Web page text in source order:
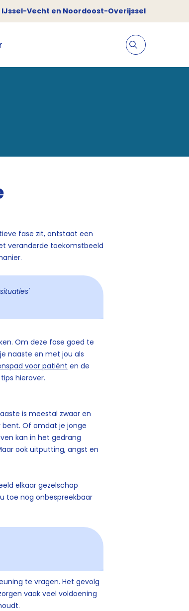
IJssel-Vecht en Noordoost-Overijssel
fase zit, ontstaat een
veranderde toekomstbeeld
Om deze fase goed te
naaste en met jou als
voor patiënt en de
hierover.
is meestal zwaar en
bent. Of omdat je jonge
kan in het gedrang
ook uitputting, angst en
elkaar gezelschap
toe nog onbespreekbaar
te vragen. Het gevolg
vaak veel voldoening